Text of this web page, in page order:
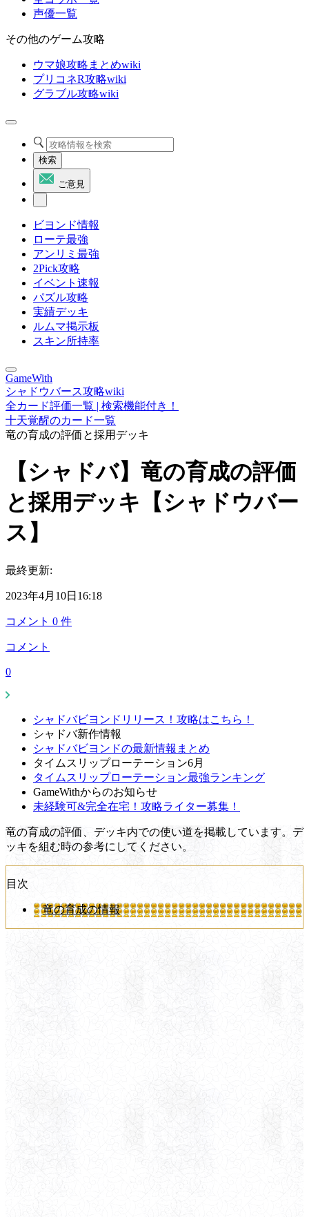
声優一覧
その他のゲーム攻略
ウマ娘攻略まとめwiki
プリコネR攻略wiki
グラブル攻略wiki
検索
ご意見
ビヨンド情報
ローテ最強
アンリミ最強
2Pick攻略
イベント速報
パズル攻略
実績デッキ
ルムマ掲示板
スキン所持率
GameWith
シャドウバース攻略wiki
全カード評価一覧 | 検索機能付き！
十天覚醒のカード一覧
竜の育成の評価と採用デッキ
【シャドバ】竜の育成の評価
と採用デッキ【シャドウバー
ス】
最終更新:
2023年4月10日16:18
コメント 0 件
コメント
0
シャドバビヨンドリリース！攻略はこちら！
シャドバ新作情報
シャドバビヨンドの最新情報まとめ
タイムスリップローテーション6月
タイムスリップローテーション最強ランキング
GameWithからのお知らせ
未経験可&完全在宅！攻略ライター募集！
竜の育成の評価、デッキ内での使い道を掲載しています。デ
ッキを組む時の参考にしてください。
目次
竜の育成の情報